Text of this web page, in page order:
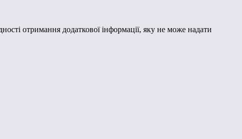
отримання додаткової інформації, яку не може надати